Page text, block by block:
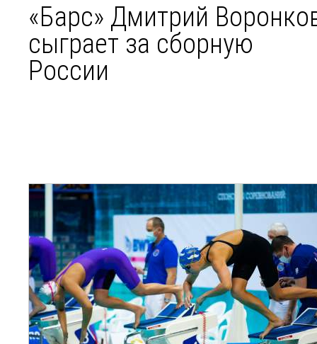
«Барс» Дмитрий
сыграет за сборную
России